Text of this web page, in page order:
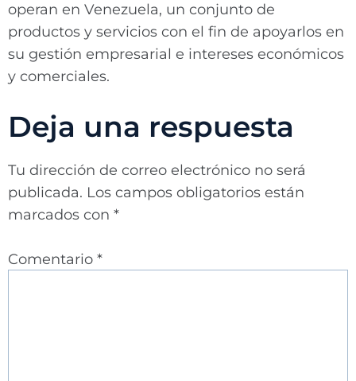
operan en Venezuela, un conjunto de
productos y servicios con el fin de apoyarlos en
su gestión empresarial e intereses económicos
y comerciales.
Deja una respuesta
Tu dirección de correo electrónico no será
publicada. Los campos obligatorios están
marcados con *
Comentario *